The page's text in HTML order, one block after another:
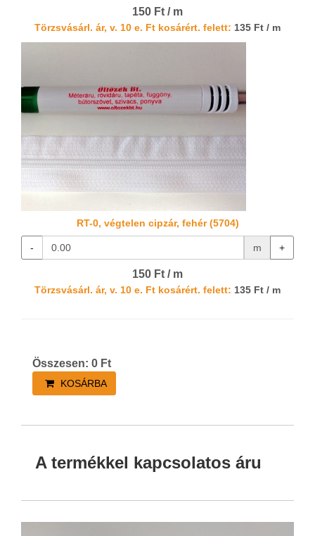
150 Ft / m
Törzsvásárl. ár, v. 10 e. Ft kosárért. felett: 135 Ft / m
RT-0, végtelen cipzár, fehér (5704)
- m +
150 Ft / m
Törzsvásárl. ár, v. 10 e. Ft kosárért. felett: 135 Ft / m
Összesen: 0 Ft
KOSÁRBA
A termékkel kapcsolatos áru